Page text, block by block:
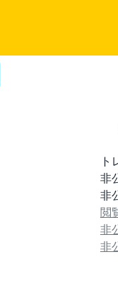
非
非
閲
非
非